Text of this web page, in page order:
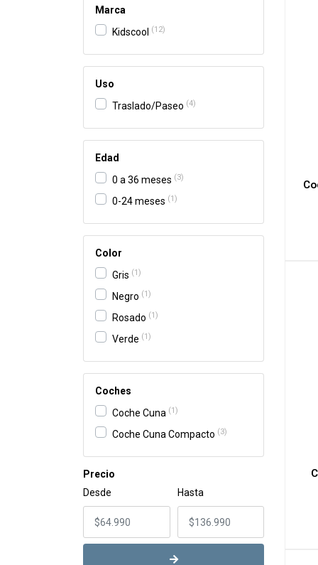
Marca
Kidscool
12
Uso
Traslado/Paseo
4
Edad
0 a 36 meses
3
0-24 meses 1
Color
Gris
1
Negro 1
Rosado 1
Verde 1
Coches
Coche Cuna
1
Coche Cuna Compacto 3
Precio
Desde
Hasta